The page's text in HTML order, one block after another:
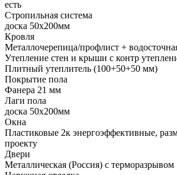
есть
Стропильная система
доска 50х200мм
Кровля
Металлочерепица/профлист +
Утепление стен и крыши с контр
Плитный утеплитель (100+50+50 мм)
Покрытие пола
Фанера 21 мм
Лаги пола
доска 50х200мм
Окна
Пластиковые 2к энергоэффективные,
проекту
Двери
Металлическая (Россия) с терморазрывом